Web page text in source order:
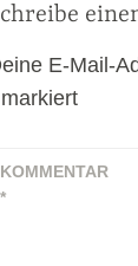
E-Mail-
markiert
KOMMENTAR
*